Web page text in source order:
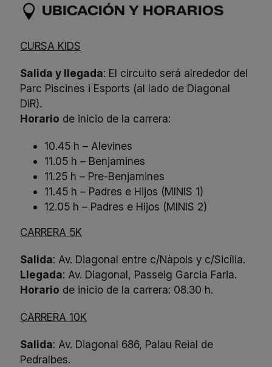
UBICACIÓN Y HORARIOS
CURSA KIDS
Salida y llegada: El circuito será alrededor del
Parc Piscines i Esports (al lado de Diagonal
DiR).
Horario de inicio de la carrera:
10.45 h – Alevines
11.05 h – Benjamines
11.25 h – Pre-Benjamines
11.45 h – Padres e Hijos (MINIS 1)
12.05 h – Padres e Hijos (MINIS 2)
CARRERA 5K
Salida: Av. Diagonal entre c/Nàpols y c/Sicília.
Llegada: Av. Diagonal, Passeig Garcia Faria.
Horario de inicio de la carrera: 08.30 h.
CARRERA 10K
Salida: Av. Diagonal 686, Palau Reial de
Pedralbes.